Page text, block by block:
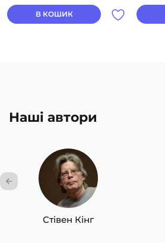
В КОШИК
Наші автори
Стівен Кінг